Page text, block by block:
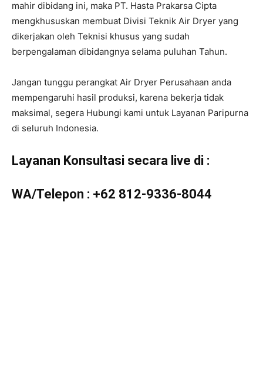
mahir dibidang ini, maka PT. Hasta Prakarsa Cipta
mengkhususkan membuat Divisi Teknik Air Dryer yang
dikerjakan oleh Teknisi khusus yang sudah
berpengalaman dibidangnya selama puluhan Tahun.
Jangan tunggu perangkat Air Dryer Perusahaan anda
mempengaruhi hasil produksi, karena bekerja tidak
maksimal, segera Hubungi kami untuk Layanan Paripurna
di seluruh Indonesia.
Layanan Konsultasi secara live di :
WA/Telepon : +62 812-9336-8044